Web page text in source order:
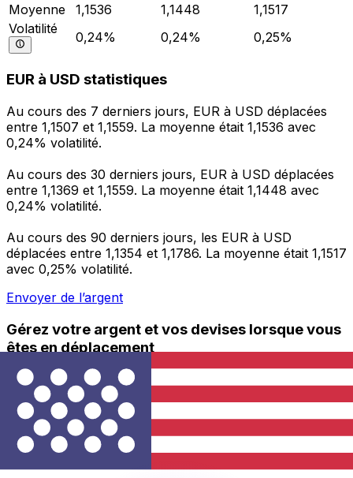
Moyenne
1,1536 1,1448
1,1517
Volatilité
0,24% 0,24% 0,25%
EUR à USD statistiques
Au cours des 7 derniers jours, EUR à USD déplacées
entre 1,1507 et 1,1559. La moyenne était 1,1536 avec
0,24% volatilité.
Au cours des 30 derniers jours, EUR à USD déplacées
entre 1,1369 et 1,1559. La moyenne était 1,1448 avec
0,24% volatilité.
Au cours des 90 derniers jours, les EUR à USD
déplacées entre 1,1354 et 1,1786. La moyenne était 1,1517
avec 0,25% volatilité.
Envoyer de l’argent
Gérez votre argent et vos devises lorsque vous
êtes en déplacement
L'application Xe réunit toutes les fonctionnalités
nécessaires pour vos transferts d'argent internationaux
et la gestion de vos devises. Convertissez des devises,
programmez des alertes de taux et transférez de
l'argent à l'étranger sans frais cachés. Téléchargez
l'application dès aujourd'hui !